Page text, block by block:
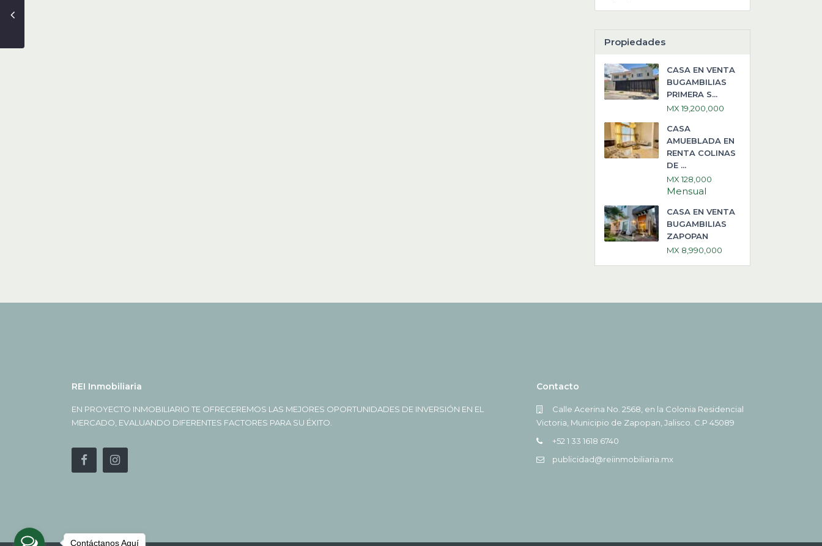
Propiedades
CASA EN VENTA
BUGAMBILIAS
PRIMERA S...
MX 19,200,000
CASA
AMUEBLADA EN
RENTA COLINAS
DE ...
MX 128,000
Mensual
CASA EN VENTA
BUGAMBILIAS
ZAPOPAN
MX 8,990,000
REI Inmobiliaria
EN PROYECTO INMOBILIARIO TE OFRECEREMOS LAS MEJORES OPORTUNIDADES DE INVERSIÓN EN EL
MERCADO, EVALUANDO DIFERENTES FACTORES PARA SU ÉXITO.
Contacto
Calle Acerina No. 2568, en la Colonia Residencial
Victoria, Municipio de Zapopan, Jalisco. C.P 45089
+52 1 33 1618 6740
publicidad@reiinmobiliaria.mx
Contáctanos Aquí